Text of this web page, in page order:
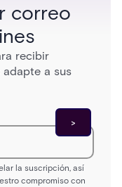
correo
recibir
a sus
la suscripción, así
compromiso con